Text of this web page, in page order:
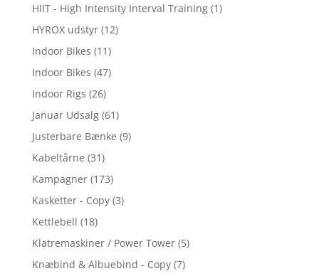
HIIT - High Intensity Interval Training (1)
HYROX udstyr (12)
Indoor Bikes (11)
Indoor Bikes (47)
Indoor Rigs (26)
Januar Udsalg (61)
Justerbare Bænke (9)
Kabeltårne (31)
Kampagner (173)
Kasketter - Copy (3)
Kettlebell (18)
Klatremaskiner / Power Tower (5)
Knæbind & Albuebind - Copy (7)